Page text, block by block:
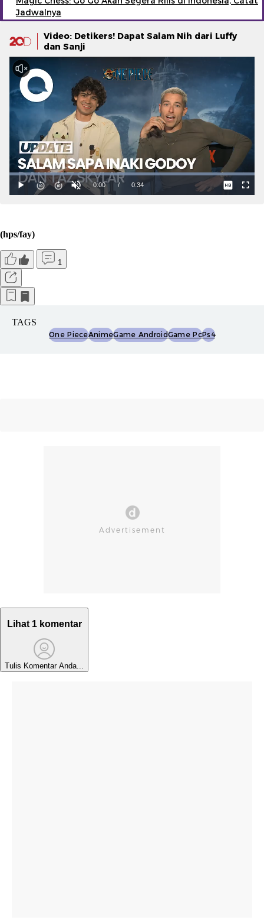
Jadwalnya
Video: Detikers! Dapat Salam Nih dari Luffy
dan Sanji
(hps/fay)
1
TAGS
One PieceAnimeGame AndroidGame PcPs4
Lihat 1 komentar
Tulis Komentar Anda...